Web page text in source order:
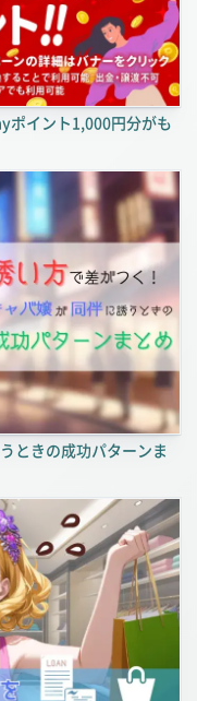
ポイント1,000円分がも
ときの成功パターンま